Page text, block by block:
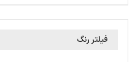
فیلتر رنگ